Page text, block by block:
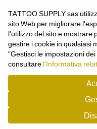
CONTATTACI
tel:
TATTOO SUPPLY sas
sito Web per migliorare
l'utilizzo del sito e mostrare
gestire i cookie in qualsiasi
"Gestisci le impostazioni
consultare l'Informativa